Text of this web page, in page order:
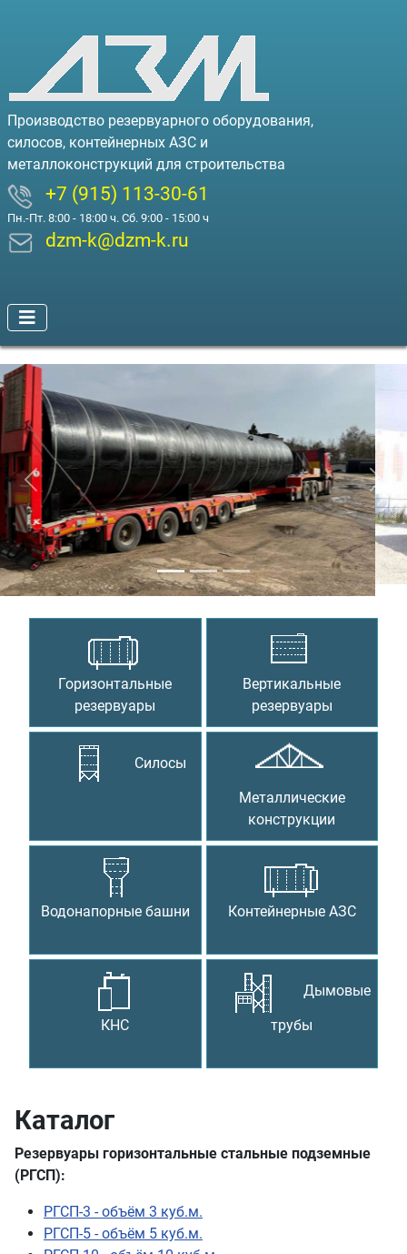
Производство резервуарного оборудования,
силосов, контейнерных АЗС и
металлоконструкций для строительства
+7 (915) 113-30-61
Пн.-Пт. 8:00 - 18:00 ч. Сб. 9:00 - 15:00 ч
dzm-k@dzm-k.ru
Предыдущий
Горизонтальные
резервуары
резервуары
конструкции
Водонапорные башни Контейнерные АЗС
КНС
трубы
Каталог
(РГСП):
РГСП-5 - объём 5 куб.м.
РГСП-10 - объём 10 куб.м.